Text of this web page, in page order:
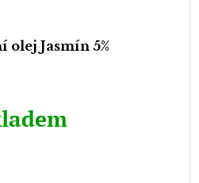
olej Jasmín 5%